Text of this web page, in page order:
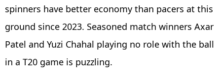
spinners have better economy than pacers at this
ground since 2023. Seasoned match winners Axar
Patel and Yuzi Chahal playing no role with the ball
in a T20 game is puzzling.